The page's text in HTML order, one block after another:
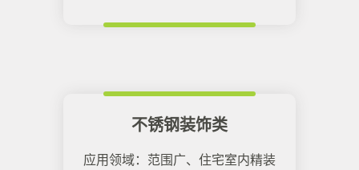
不锈钢装饰类
应用领域：范围广、住宅室内精装